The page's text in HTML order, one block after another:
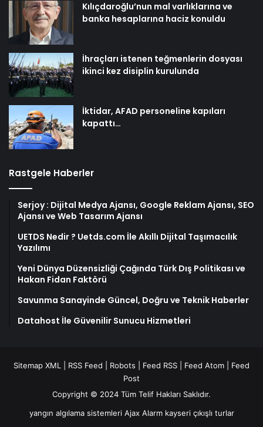
Kılıçdaroğlu’nun mal varlıklarına ve
banka hesaplarına haciz konuldu
İhraçları istenen teğmenlerin dosyası
ikinci kez disiplin kurulunda
İktidar, AFAD personeline kapıları
kapattı…
Rastgele Haberler
Serjoy : Dijital Medya Ajansı, Google Reklam Ajansı, SEO
Ajansı ve Web Tasarım Ajansı
UETDS Nedir ? Uetds.com İle Akıllı Dijital Taşımacılık
Yazılımı
Yeni Dünya Düzensizliği Çağında Türk Dış Politikası ve
Hakan Fidan Faktörü
Savunma Sanayinde Güncel, Doğru ve Teknik Haberler
Datahost İle Güvenilir Sunucu Hizmetleri
Sitemap XML RSS Feed Robots Feed RSS Feed Atom
Feed
Post
Copyright © 2024 Tüm Telif Hakları Saklıdır.
yangın algılama sistemleri Ajax Alarm kayseri çıkışlı turlar